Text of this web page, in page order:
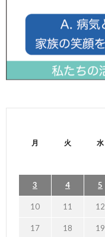
月 火 水
3 4 5
10 11 12
17 18 19